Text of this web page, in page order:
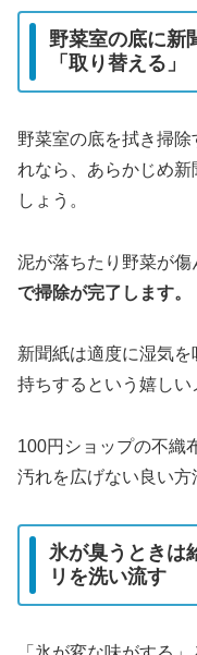
野菜室の底に新
「取り替える」
野菜室の底を拭き掃
れなら、あらかじめ
しょう。
泥が落ちたり野菜が傷
で掃除が完了します。
新聞紙は適度に湿気
持ちするという嬉しい
100円ショップの不織
汚れを広げない良い方
氷が臭うときは
リを洗い流す